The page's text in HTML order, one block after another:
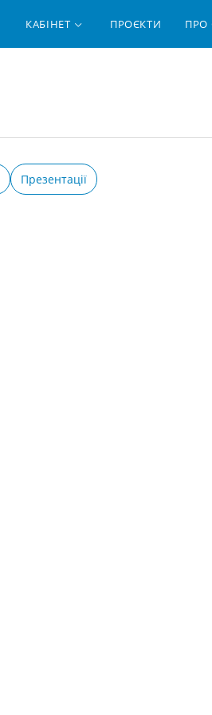
КАБІНЕТ ПРОЄКТИ ПРО
Презентації